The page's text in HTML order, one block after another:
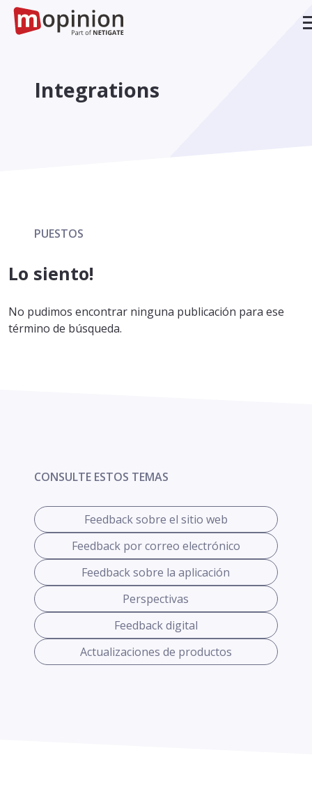
Integrations
PUESTOS
Lo siento!
No pudimos encontrar ninguna publicación para ese
término de búsqueda.
CONSULTE ESTOS TEMAS
Feedback sobre el sitio web
Feedback por correo electrónico
Feedback sobre la aplicación
Perspectivas
Feedback digital
Actualizaciones de productos